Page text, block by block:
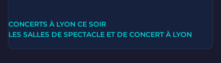
CONCERTS À LYON CE SOIR
LES SALLES DE SPECTACLE ET DE CONCERT À LYON